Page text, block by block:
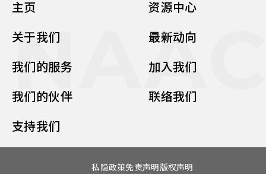
主页
关于我们
我们的服务
我们的伙伴
支持我们
资源中心
最新动向
加入我们
联络我们
私隐政策免责声明 版权声明